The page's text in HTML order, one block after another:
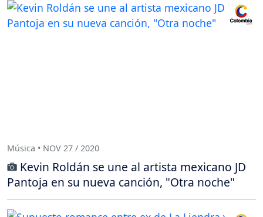
Música • NOV 27 / 2020
Kevin Roldán se une al artista mexicano JD
Pantoja en su nueva canción, "Otra noche"